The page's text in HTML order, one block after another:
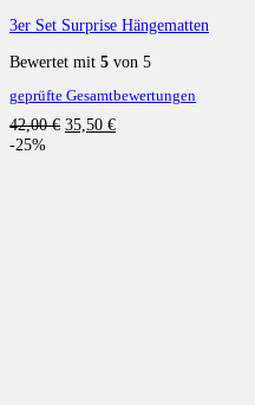
3er Set Surprise Hängematten
Bewertet mit 5 von 5
geprüfte Gesamtbewertungen
42,00€ Ursprünglicher
35,50 €Aktueller
-25%